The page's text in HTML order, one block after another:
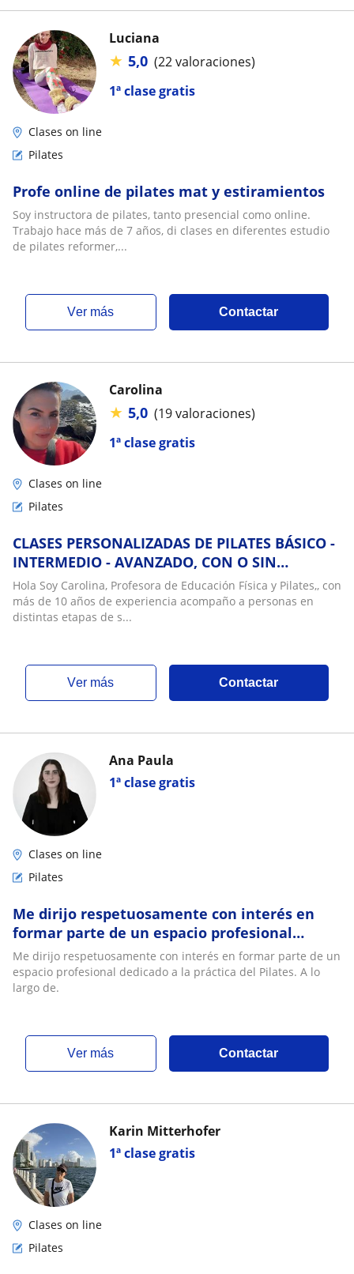
1ª clase gratis
Luciana
★ 5,0 (22 valoraciones)
Clases on line
Pilates
Profe online de pilates mat y estiramientos
Soy instructora de pilates, tanto presencial como online.
Trabajo hace más de 7 años, di clases en diferentes estudio
de pilates reformer,...
ver más Contactar
1ª clase gratis
Carolina
★ 5,0 (19 valoraciones)
Clases on line
Pilates
CLASES PERSONALIZADAS DE PILATES BÁSICO -
INTERMEDIO - AVANZADO, CON O SIN
IMPLEMENTO DE APOYO. Aprende la base de
toda disciplina
Hola Soy Carolina, Profesora de Educación Física y Pilates,, con
más de 10 años de experiencia acompaño a personas en
distintas etapas de s...
ver más Contactar
1ª clase gratis
Ana Paula
Clases on line
Pilates
Me dirijo respetuosamente con interés en
formar parte de un espacio profesional
dedicado a la práctica del Pilates. A lo largo
de
Me dirijo respetuosamente con interés en formar parte de un
espacio profesional dedicado a la práctica del Pilates. A lo
largo de.
ver más Contactar
1ª clase gratis
Karin Mitterhofer
Clases on line
Pilates